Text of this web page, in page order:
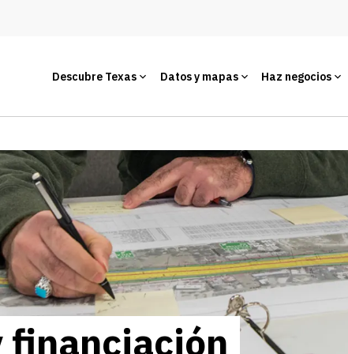
Descubre Texas Datos y mapas Haz negocios
financiación